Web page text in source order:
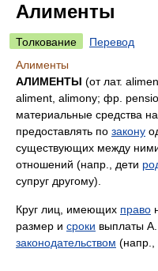
Алименты
Толкование
Перевод
Алименты
АЛИМЕНТЫ (от лат.
aliment, alimony; фр.
материальные средства
предоставлять по закону
существующих между
отношений (напр., дети
супруг другому).
Круг лиц, имеющих право
размер и сроки выплаты А.
законодательством